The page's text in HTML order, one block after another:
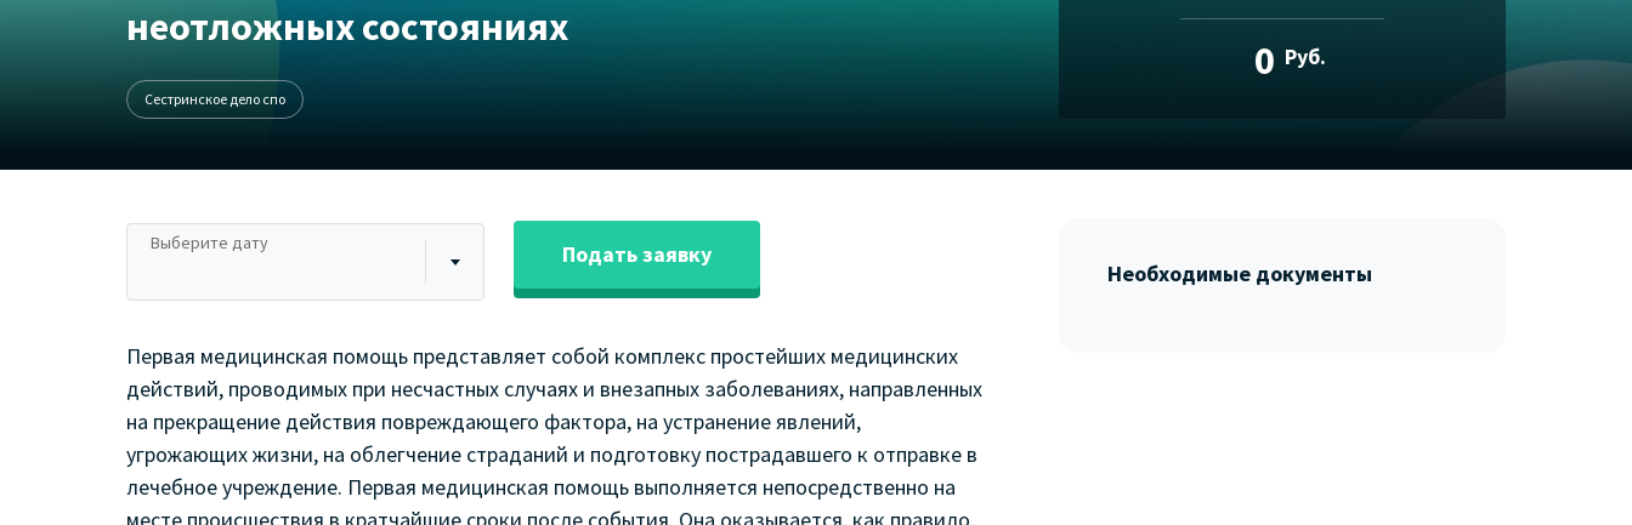
неотложных состояниях
Сестринское дело спо
0 Руб.
Выберите дату Подать заявку
Первая медицинская помощь представляет собой комплекс простейших медицинских
действий, проводимых при несчастных случаях и внезапных заболеваниях, направленных
на прекращение действия повреждающего фактора, на устранение явлений,
угрожающих жизни, на облегчение страданий и подготовку пострадавшего к отправке в
лечебное учреждение. Первая медицинская помощь выполняется непосредственно на
месте происшествия в кратчайшие сроки после события. Она оказывается, как правило,
Необходимые документы